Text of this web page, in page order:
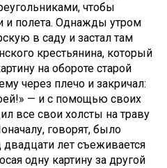
чтобы
и полета. Однажды утром
в саду и застал там
крестьянина, который
на обороте старой
через плечо и закричал:
— и с помощью своих
все свои холсты на траву
говорят, было
двадцати лет съеживается
одну картину за другой